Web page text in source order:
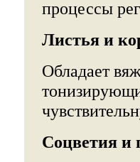
процессы
Листья и
Обладает
Соцветия